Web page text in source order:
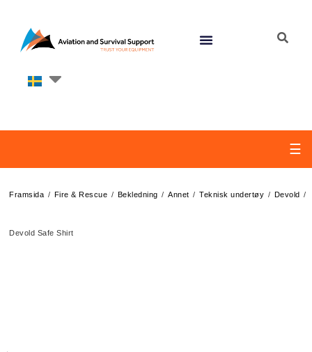
☰
Framsida / Fire & Rescue / Bekledning / Annet / Teknisk undertøy / Devold /
Devold Safe Shirt